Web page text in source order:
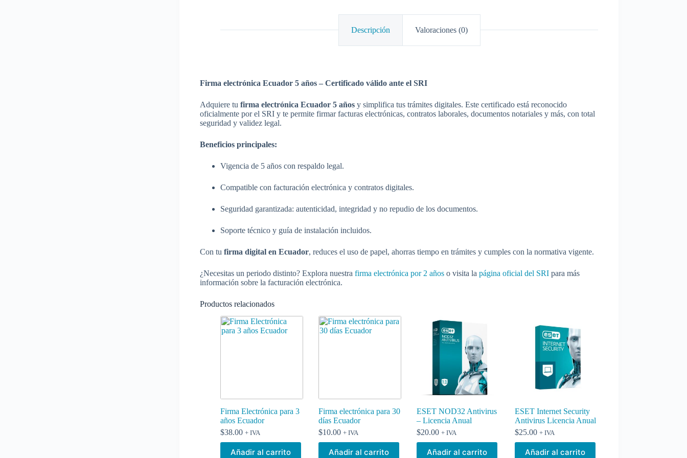
Descripción Valoraciones (0)
Firma electrónica Ecuador 5 años – Certificado válido ante el SRI
Adquiere tu firma electrónica Ecuador 5 añosy simplifica tus trámites digitales. Este certificado está reconocido
oficialmente por el SRI y te permite firmar facturas electrónicas, contratos laborales, documentos notariales y más, con total
seguridad y validez legal.
Beneficios principales:
Vigencia de 5 años con respaldo legal.
Compatible con facturación electrónica y contratos digitales.
Seguridad garantizada: autenticidad, integridad y no repudio de los documentos.
Soporte técnico y guía de instalación incluidos.
Con tu firma digital en Ecuador, reduces el uso de papel, ahorras tiempo en trámites y cumples con la normativa vigente.
¿Necesitas un periodo distinto? Explora nuestra firma electrónica por 2 añoso visita la página oficial del SRIpara más
información sobre la facturación electrónica.
Productos relacionados
Firma Electrónica para 3
años Ecuador
$38.00 + IVA
Añadir al carrito
Firma electrónica para 30
días Ecuador
$10.00 + IVA
Añadir al carrito
ESET NOD32 Antivirus
– Licencia Anual
$20.00 + IVA
Añadir al carrito
ESET Internet Security
Antivirus Licencia Anual
$25.00 + IVA
Añadir al carrito